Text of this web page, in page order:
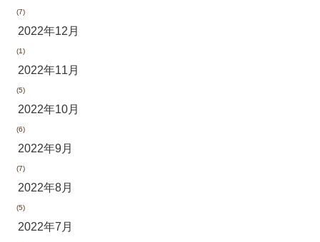
(7)
2022年12月
(1)
2022年11月
(5)
2022年10月
(6)
2022年9月
(7)
2022年8月
(5)
2022年7月